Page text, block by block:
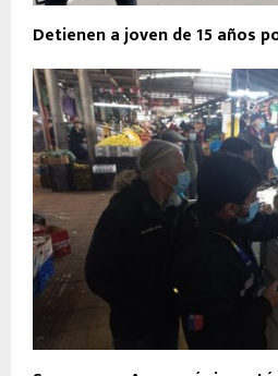
Detienen a joven de 15 años